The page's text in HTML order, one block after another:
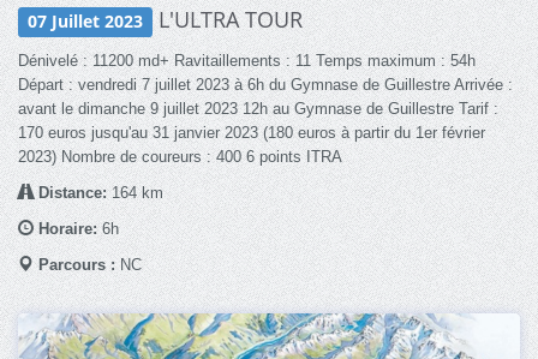
07 Juillet 2023 L'ULTRA TOUR
Dénivelé : 11200 md+ Ravitaillements : 11 Temps maximum : 54h
Départ : vendredi 7 juillet 2023 à 6h du Gymnase de Guillestre Arrivée :
avant le dimanche 9 juillet 2023 12h au Gymnase de Guillestre Tarif :
170 euros jusqu'au 31 janvier 2023 (180 euros à partir du 1er février
2023) Nombre de coureurs : 400 6 points ITRA
Distance:164 km
Horaire:6h
Parcours :NC